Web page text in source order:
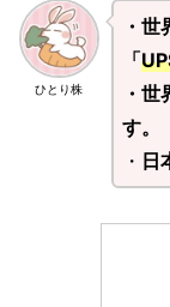
ひとり株
・
「
・世
す。
・ 日